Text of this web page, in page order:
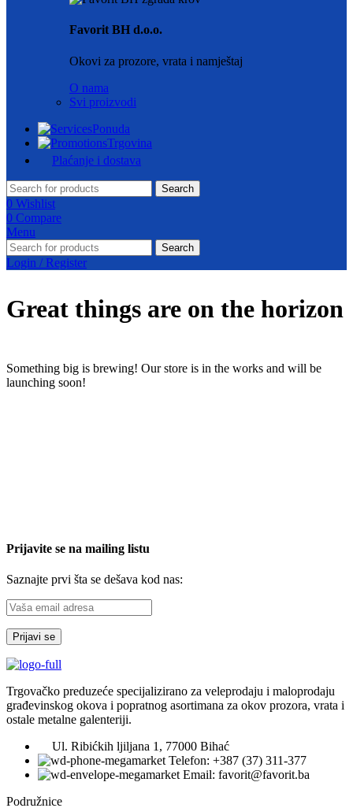
Favorit BH d.o.o.
Okovi za prozore, vrata i namještaj
O nama
Svi proizvodi
Ponuda
Trgovina
Plaćanje i dostava
Search
0 Wishlist
0 Compare
Menu
Search
Login / Register
Great things are on the horizon
Something big is brewing! Our store is in the works and will be
launching soon!
Prijavite se na mailing listu
Saznajte prvi šta se dešava kod nas:
Trgovačko preduzeće specijalizirano za veleprodaju i maloprodaju
građevinskog okova i popratnog asortimana za okov prozora, vrata i
ostale metalne galenteriji.
Ul. Ribićkih ljiljana 1, 77000 Bihać
Telefon: +387 (37) 311-377
Email: favorit@favorit.ba
Podružnice